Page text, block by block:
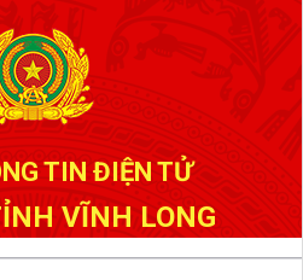
TIN ĐIỆN TỬ
VĨNH LONG